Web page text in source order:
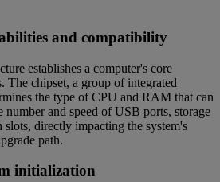
and compatibility
establishes a computer's core
The chipset, a group of integrated
the type of CPU and RAM that can
number and speed of USB ports, storage
slots, directly impacting the system's
path.
initialization